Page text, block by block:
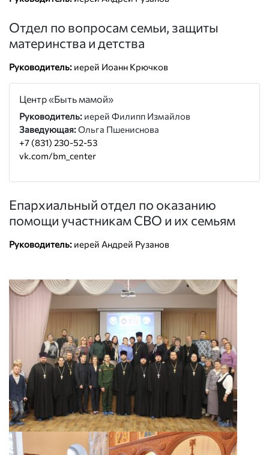
Отдел по вопросам семьи, защиты
материнства и детства
Руководитель: иерей Иоанн Крючков
Центр «Быть мамой»
Руководитель: иерей Филипп Измайлов
Заведующая:Ольга Пшениснова
+7 (831) 230-52-53
vk.com/bm_center
Епархиальный отдел по оказанию
помощи участникам СВО и их семьям
Руководитель: иерей Андрей Рузанов